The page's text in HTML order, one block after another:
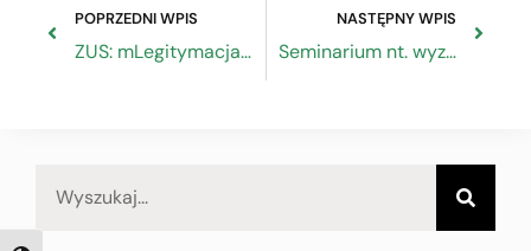
POPRZEDNI WPIS
ZUS: mLegitymacja już działa
NASTĘPNY WPIS
Seminarium nt. wyzwań i trendów w polityce regionalnej – 30.01.2022